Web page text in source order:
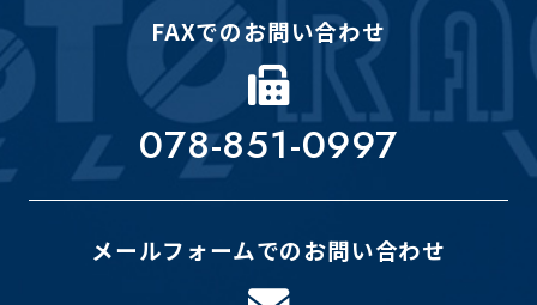
FAXでのお問い合わせ
078-851-0997
メールフォームでのお問い合わせ